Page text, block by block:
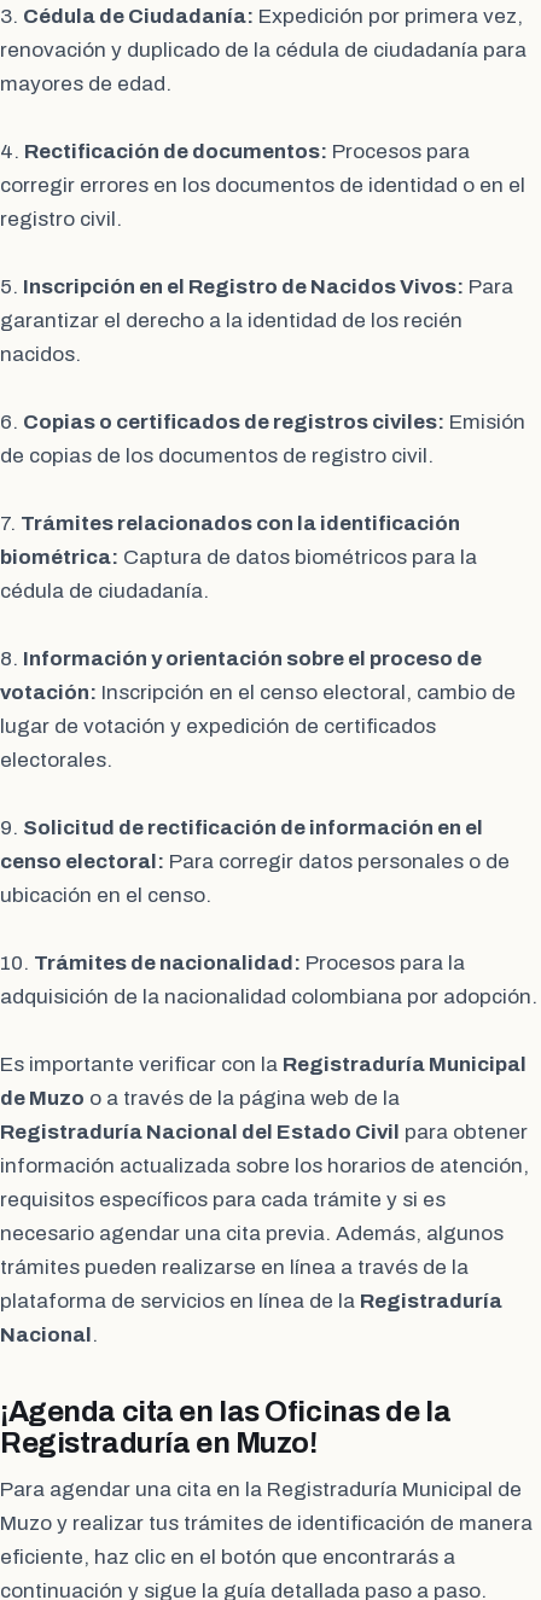
3. Cédula de Ciudadanía: Expedición por primera vez,
renovación y duplicado de la cédula de ciudadanía para
mayores de edad.
4. Rectificación de documentos: Procesos para
corregir errores en los documentos de identidad o en el
registro civil.
5. Inscripción en el Registro de Nacidos Vivos: Para
garantizar el derecho a la identidad de los recién
nacidos.
6. Copias o certificados de registros civiles: Emisión
de copias de los documentos de registro civil.
7. Trámites relacionados con la identificación
biométrica: Captura de datos biométricos para la
cédula de ciudadanía.
8. Información y orientación sobre el proceso de
votación: Inscripción en el censo electoral, cambio de
lugar de votación y expedición de certificados
electorales.
9. Solicitud de rectificación de información en el
censo electoral: Para corregir datos personales o de
ubicación en el censo.
10. Trámites de nacionalidad: Procesos para la
adquisición de la nacionalidad colombiana por adopción.
Es importante verificar con la Registraduría Municipal
de Muzo o a través de la página web de la
Registraduría Nacional del Estado Civil para obtener
información actualizada sobre los horarios de atención,
requisitos específicos para cada trámite y si es
necesario agendar una cita previa. Además, algunos
trámites pueden realizarse en línea a través de la
plataforma de servicios en línea de la Registraduría
Nacional .
¡Agenda cita en las Oficinas de la
Registraduría en Muzo!
Para agendar una cita en la Registraduría Municipal de
Muzo y realizar tus trámites de identificación de manera
eficiente, haz clic en el botón que encontrarás a
continuación y sigue la guía detallada paso a paso.